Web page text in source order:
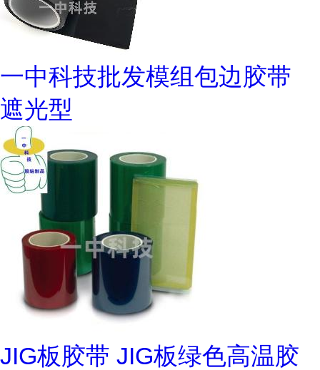
一中科技批发模组包边胶带
遮光型
JIG板胶带 JIG板绿色高温胶